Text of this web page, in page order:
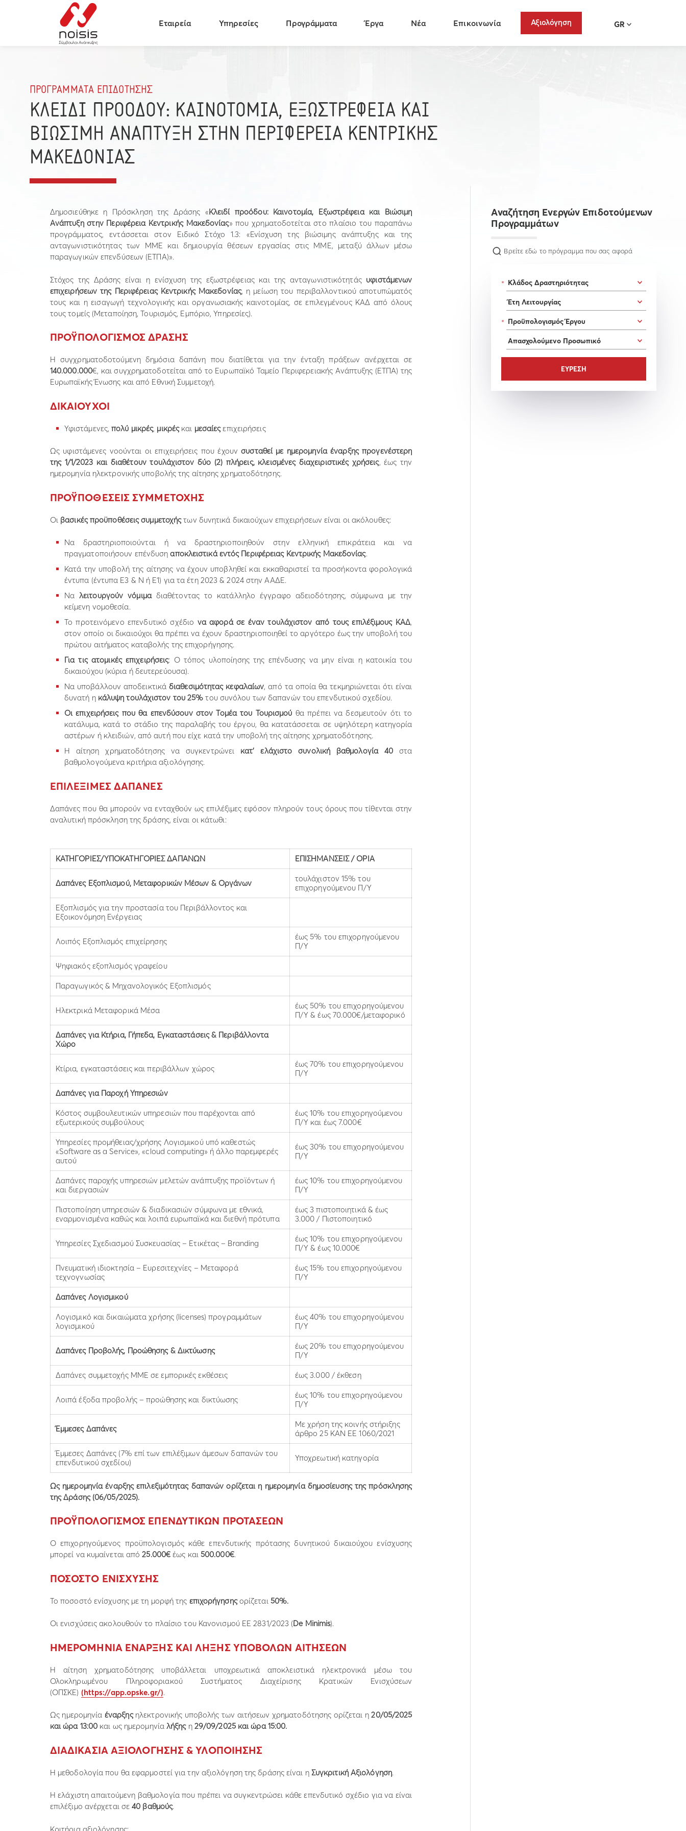
Εταιρεία Υπηρεσίες Προγράμματα Έργα Νέα Επικοινωνία Αξιολόγηση GR
ΠΡΟΓΡΑΜΜΑΤΑ ΕΠΙΔΟΤΗΣΗΣ
ΚΛΕΙΔΙ ΠΡΟΟΔΟΥ: ΚΑΙΝΟΤΟΜΙΑ, ΕΞΩΣΤΡΕΦΕΙΑ ΚΑΙ
ΒΙΩΣΙΜΗ ΑΝΑΠΤΥΞΗ ΣΤΗΝ ΠΕΡΙΦΕΡΕΙΑ ΚΕΝΤΡΙΚΗΣ
ΜΑΚΕΔΟΝΙΑΣ
Δημοσιεύθηκε η Πρόσκληση της Δράσης «Κλειδί προόδου: Καινοτομία, Εξωστρέφεια και Βιώσιμη
Ανάπτυξη στην Περιφέρεια Κεντρικής Μακεδονίας» που χρηματοδοτείται στο πλαίσιο του παραπάνω
προγράμματος, εντάσσεται στον Ειδικό Στόχο 1.3: «Ενίσχυση της βιώσιμης ανάπτυξης και της
ανταγωνιστικότητας των ΜΜΕ και δημιουργία θέσεων εργασίας στις ΜΜΕ, μεταξύ άλλων μέσω
παραγωγικών επενδύσεων (ΕΤΠΑ)».
Στόχος της Δράσης είναι η ενίσχυση της εξωστρέφειας και της ανταγωνιστικότητάς υφιστάμενων
επιχειρήσεων της Περιφέρειας Κεντρικής Μακεδονίας, η μείωση του περιβαλλοντικού αποτυπώματός
τους και η εισαγωγή τεχνολογικής και οργανωσιακής καινοτομίας, σε επιλεγμένους ΚΑΔ από όλους
τους τομείς (Μεταποίηση, Τουρισμός, Εμπόριο, Υπηρεσίες).
ΠΡΟΫΠΟΛΟΓΙΣΜΟΣ ΔΡΑΣΗΣ
Η συγχρηματοδοτούμενη δημόσια δαπάνη που διατίθεται για την ένταξη πράξεων ανέρχεται σε
140.000.000€, και συγχρηματοδοτείται από το Ευρωπαϊκό Ταμείο Περιφερειακής Ανάπτυξης (ΕΤΠΑ) της
Ευρωπαϊκής Ένωσης και από Εθνική Συμμετοχή.
ΔΙΚΑΙΟΥΧΟΙ
Υφιστάμενες,πολύ μικρές, μικρέςκαι μεσαίεςεπιχειρήσεις
Ως υφιστάμενες νοούνται οι επιχειρήσεις που έχουνσυσταθεί με ημερομηνία έναρξης προγενέστερη
της 1/1/2023 και διαθέτουν τουλάχιστον δύο (2) πλήρεις, κλεισμένες διαχειριστικές χρήσεις, έως την
ημερομηνία ηλεκτρονικής υποβολής της αίτησης χρηματοδότησης.
ΠΡΟΫΠΟΘΕΣΕΙΣ ΣΥΜΜΕΤΟΧΗΣ
Οι βασικές προϋποθέσεις συμμετοχήςτων δυνητικά δικαιούχων επιχειρήσεων είναι οι ακόλουθες:
Να δραστηριοποιούνται ή να δραστηριοποιηθούν στην ελληνική επικράτεια και να
πραγματοποιήσουν επένδυσηαποκλειστικά εντός Περιφέρειας Κεντρικής Μακεδονίας.
Κατά την υποβολή της αίτησης να έχουν υποβληθεί και εκκαθαριστεί τα προσήκοντα φορολογικά
έντυπα (έντυπα Ε3 & Ν ή Ε1) για τα έτη 2023 & 2024 στην ΑΑΔΕ.
Ναλειτουργούν νόμιμαδιαθέτοντας το κατάλληλο έγγραφο αδειοδότησης, σύμφωνα με την
κείμενη νομοθεσία.
Το προτεινόμενο επενδυτικό σχέδιο να αφορά σε έναν τουλάχιστον από τους επιλέξιμους ΚΑΔ,
στον οποίο οι δικαιούχοι θα πρέπει να έχουν δραστηριοποιηθεί το αργότερο έως την υποβολή του
πρώτου αιτήματος καταβολής της επιχορήγησης.
Για τις ατομικές επιχειρήσεις: Ο τόπος υλοποίησης της επένδυσης να μην είναι η κατοικία του
δικαιούχου (κύρια ή δευτερεύουσα).
Να υποβάλλουν αποδεικτικάδιαθεσιμότητας κεφαλαίων, από τα οποία θα τεκμηριώνεται ότι είναι
δυνατή η κάλυψη τουλάχιστον του 25%του συνόλου των δαπανών του επενδυτικού σχεδίου.
Οι επιχειρήσεις που θα επενδύσουν στον Τομέα του Τουρισμού θα πρέπει να δεσμευτούν ότι το
κατάλυμα, κατά το στάδιο της παραλαβής του έργου, θα κατατάσσεται σε υψηλότερη κατηγορία
αστέρων ή κλειδιών, από αυτή που είχε κατά την υποβολή της αίτησης χρηματοδότησης.
Η αίτηση χρηματοδότησης να συγκεντρώνει κατ’ ελάχιστο συνολική βαθμολογία 40 στα
βαθμολογούμενα κριτήρια αξιολόγησης.
ΕΠΙΛΕΞΙΜΕΣ ΔΑΠΑΝΕΣ
Δαπάνες που θα μπορούν να ενταχθούν ως επιλέξιμες εφόσον πληρούν τους όρους που τίθενται στην
αναλυτική πρόσκληση της δράσης, είναι οι κάτωθι:
ΚΑΤΗΓΟΡΙΕΣ/ΥΠΟΚΑΤΗΓΟΡΙΕΣ ΔΑΠΑΝΩΝ ΕΠΙΣΗΜΑΝΣΕΙΣ / ΟΡΙΑ
Δαπάνες Εξοπλισμού, Μεταφορικών Μέσων & Οργάνων
τουλάχιστον 15% του
επιχορηγούμενου Π/Υ
Εξοπλισμός για την προστασία του Περιβάλλοντος και
Εξοικονόμηση Ενέργειας
Λοιπός Εξοπλισμός επιχείρησης
έως 5% του επιχορηγούμενου
Π/Υ
Ψηφιακός εξοπλισμός γραφείου
Παραγωγικός & Μηχανολογικός Εξοπλισμός
Ηλεκτρικά Μεταφορικά Μέσα
έως 50% του επιχορηγούμενου
Π/Υ & έως 70.000€/μεταφορικό
Δαπάνες για Κτήρια, Γήπεδα, Εγκαταστάσεις & Περιβάλλοντα
Χώρο
Κτίρια, εγκαταστάσεις και περιβάλλων χώρος
έως 70% του επιχορηγούμενου
Π/Υ
Δαπάνες για Παροχή Υπηρεσιών
Κόστος συμβουλευτικών υπηρεσιών που παρέχονται από
εξωτερικούς συμβούλους
έως 10% του επιχορηγούμενου
Π/Υ και έως 7.000€
Υπηρεσίες προμήθειας/χρήσης Λογισμικού υπό καθεστώς
«Software as a Service», «cloud computing» ή άλλο παρεμφερές
αυτού
έως 30% του επιχορηγούμενου
Π/Υ
Δαπάνες παροχής υπηρεσιών μελετών ανάπτυξης προϊόντων ή
και διεργασιών
έως 10% του επιχορηγούμενου
Π/Υ
Πιστοποίηση υπηρεσιών & διαδικασιών σύμφωνα με εθνικά,
εναρμονισμένα καθώς και λοιπά ευρωπαϊκά και διεθνή πρότυπα
έως 3 πιστοποιητικά & έως
3.000 / Πιστοποιητικό
Υπηρεσίες Σχεδιασμού Συσκευασίας – Ετικέτας – Branding
έως 10% του επιχορηγούμενου
Π/Υ & έως 10.000€
Πνευματική ιδιοκτησία – Ευρεσιτεχνίες – Μεταφορά
τεχνογνωσίας
έως 15% του επιχορηγούμενου
Π/Υ
Δαπάνες Λογισμικού
Λογισμικό και δικαιώματα χρήσης (licenses) προγραμμάτων
λογισμικού
έως 40% του επιχορηγούμενου
Π/Υ
Δαπάνες Προβολής, Προώθησης & Δικτύωσης
έως 20% του επιχορηγούμενου
Π/Υ
Δαπάνες συμμετοχής ΜΜΕ σε εμπορικές εκθέσεις έως 3.000 / έκθεση
Λοιπά έξοδα προβολής – προώθησης και δικτύωσης
έως 10% του επιχορηγούμενου
Π/Υ
Έμμεσες Δαπάνες
Με χρήση της κοινής στήριξης
άρθρο 25 ΚΑΝ ΕΕ 1060/2021
Έμμεσες Δαπάνες (7% επί των επιλέξιμων άμεσων δαπανών του
επενδυτικού σχεδίου)
Υποχρεωτική κατηγορία
Ως ημερομηνία έναρξης επιλεξιμότητας δαπανών ορίζεται η ημερομηνία δημοσίευσης της πρόσκλησης
της Δράσης (06/05/2025).
ΠΡΟΫΠΟΛΟΓΙΣΜΟΣ ΕΠΕΝΔΥΤΙΚΩΝ ΠΡΟΤΑΣΕΩΝ
Ο επιχορηγούμενος προϋπολογισμός κάθε επενδυτικής πρότασης δυνητικού δικαιούχου ενίσχυσης
μπορεί να κυμαίνεται από25.000€ έως και 500.000€.
ΠΟΣΟΣΤO ΕΝΙΣΧΥΣΗΣ
Το ποσοστό ενίσχυσης με τη μορφή της επιχορήγησηςορίζεται 50%.
Οι ενισχύσεις ακολουθούν το πλαίσιο του Κανονισμού ΕΕ 2831/2023 (De Minimis).
ΗΜΕΡΟΜΗΝΙΑ ΕΝΑΡΞΗΣ ΚΑΙ ΛΗΞΗΣ ΥΠΟΒΟΛΩΝ ΑΙΤΗΣΕΩΝ
Η αίτηση χρηματοδότησης υποβάλλεται υποχρεωτικά αποκλειστικά ηλεκτρονικά μέσω του
Ολοκληρωμένου Πληροφοριακού Συστήματος Διαχείρισης Κρατικών Ενισχύσεων
(ΟΠΣΚΕ) (https://app.opske.gr/).
Ως ημερομηνία έναρξηςηλεκτρονικής υποβολής των αιτήσεων χρηματοδότησης ορίζεται η20/05/2025
και ώρα 13:00 και ως ημερομηνίαλήξηςη 29/09/2025 και ώρα 15:00.
ΔΙΑΔΙΚΑΣΙΑ ΑΞΙΟΛΟΓΗΣΗΣ & ΥΛΟΠΟΙΗΣΗΣ
Η μεθοδολογία που θα εφαρμοστεί για την αξιολόγηση της δράσης είναι η Συγκριτική Αξιολόγηση.
Η ελάχιστη απαιτούμενη βαθμολογία που πρέπει να συγκεντρώσει κάθε επενδυτικό σχέδιο για να είναι
επιλέξιμο ανέρχεται σε40 βαθμούς.
Kριτήρια αξιολόγησης:
Αναζήτηση Ενεργών Επιδοτούμενων
Προγραμμάτων
Βρείτε εδώ το πρόγραμμα που σας αφορά
*
*